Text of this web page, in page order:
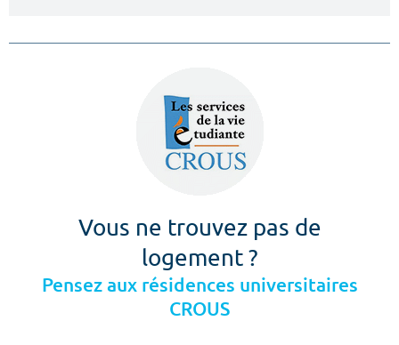
Vous ne trouvez pas de
logement ?
Pensez aux résidences universitaires
CROUS